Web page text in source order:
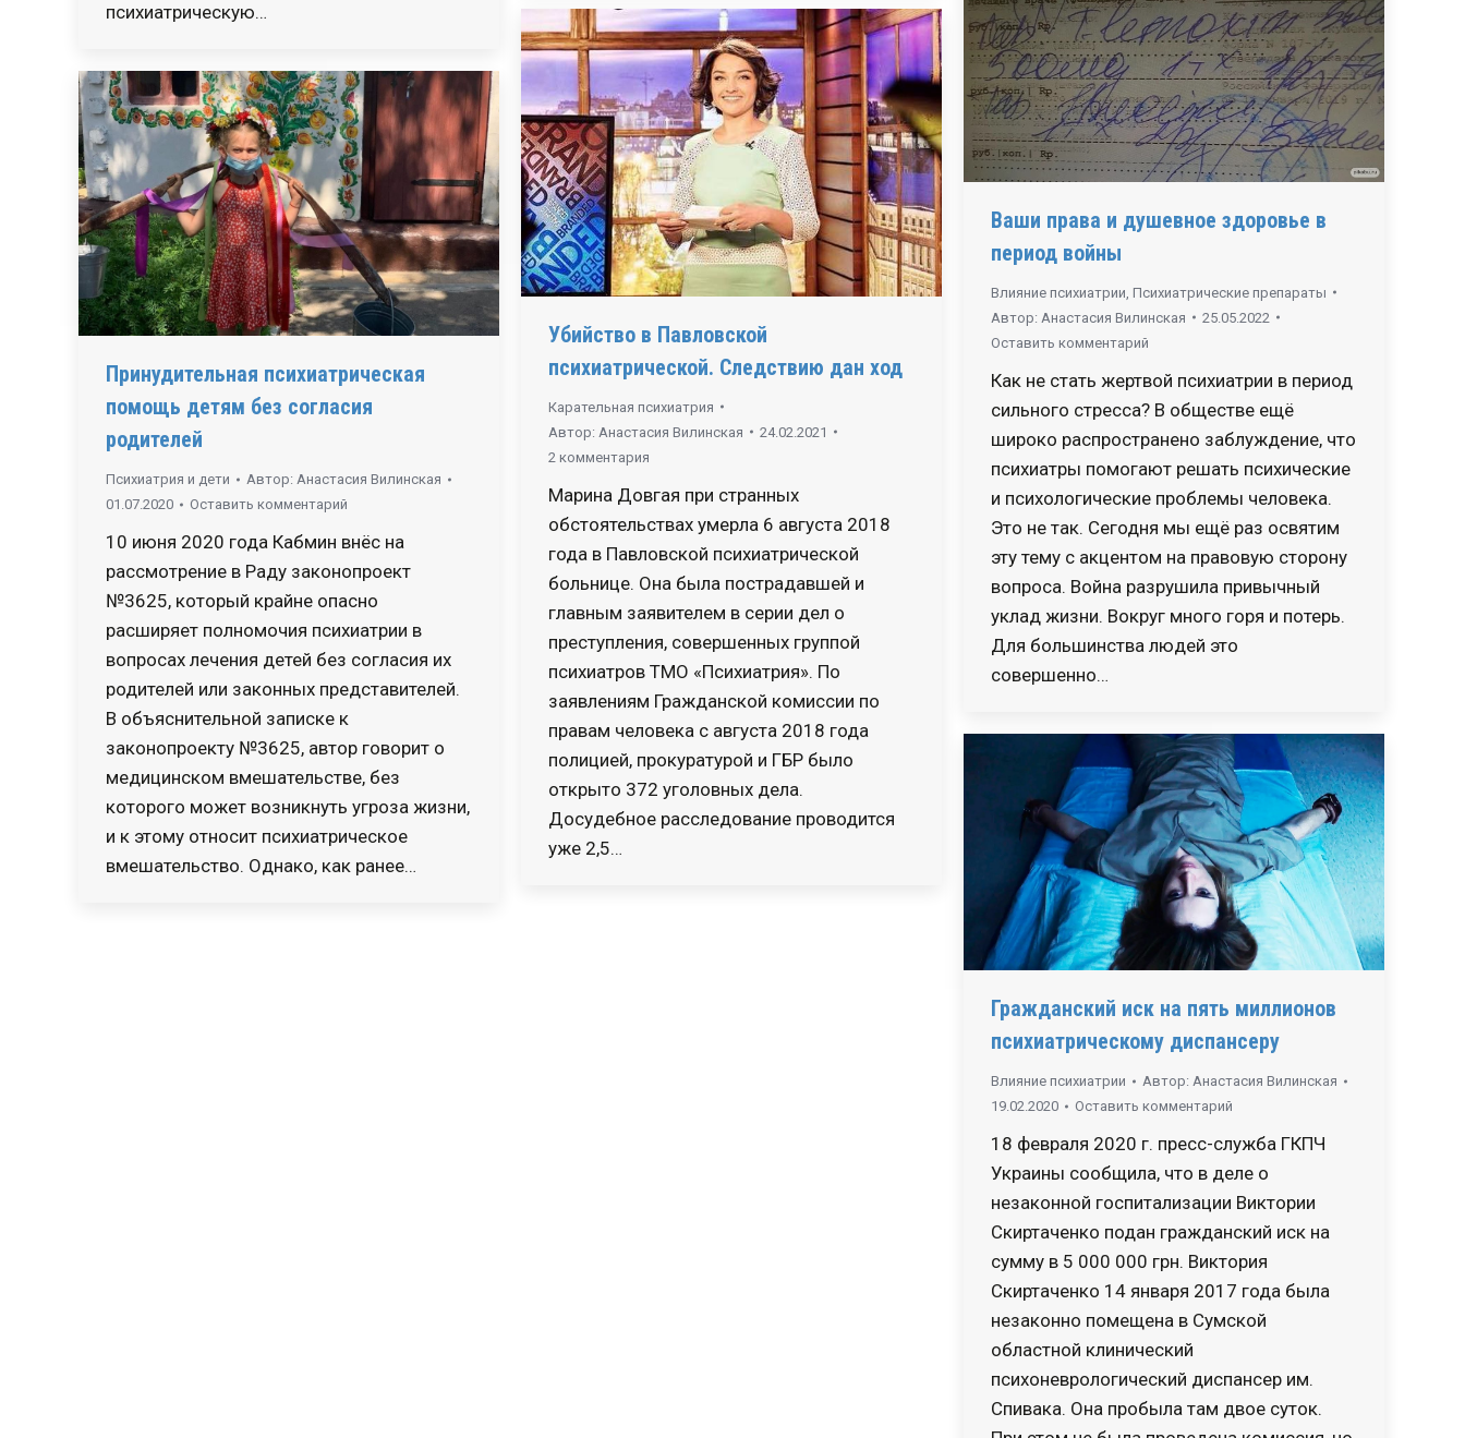
психиатрическую…
Ваши права и душевное здоровье в
период войны
Влияние психиатрии Психиатрические препараты
Автор: Анастасия Вилинская
25.05.2022
Оставить комментарий
Как не стать жертвой психиатрии в период
сильного стресса? В обществе ещё
широко распространено заблуждение, что
психиатры помогают решать психические
и психологические проблемы человека.
Это не так. Сегодня мы ещё раз освятим
эту тему с акцентом на правовую сторону
вопроса. Война разрушила привычный
уклад жизни. Вокруг много горя и потерь.
Для большинства людей это
совершенно…
Убийство в Павловской
психиатрической. Следствию дан ход
Карательная психиатрия
Автор: Анастасия Вилинская
24.02.2021
2 комментария
Марина Довгая при странных
обстоятельствах умерла 6 августа 2018
года в Павловской психиатрической
больнице. Она была пострадавшей и
главным заявителем в серии дел о
преступления, совершенных группой
психиатров ТМО «Психиатрия». По
заявлениям Гражданской комиссии по
правам человека с августа 2018 года
полицией, прокуратурой и ГБР было
открыто 372 уголовных дела.
Досудебное расследование проводится
уже 2,5…
Принудительная психиатрическая
помощь детям без согласия
родителей
Психиатрия и дети Автор: Анастасия Вилинская
01.07.2020
Оставить комментарий
10 июня 2020 года Кабмин внёс на
рассмотрение в Раду законопроект
№3625, который крайне опасно
расширяет полномочия психиатрии в
вопросах лечения детей без согласия их
родителей или законных представителей.
В объяснительной записке к
законопроекту №3625, автор говорит о
медицинском вмешательстве, без
которого может возникнуть угроза жизни,
и к этому относит психиатрическое
вмешательство. Однако, как ранее…
Гражданский иск на пять миллионов
психиатрическому диспансеру
Влияние психиатрии Автор: Анастасия Вилинская
19.02.2020
Оставить комментарий
18 февраля 2020 г. пресс-служба ГКПЧ
Украины сообщила, что в деле о
незаконной госпитализации Виктории
Скиртаченко подан гражданский иск на
сумму в 5 000 000 грн. Виктория
Скиртаченко 14 января 2017 года была
незаконно помещена в Сумской
областной клинический
психоневрологический диспансер им.
Спивака. Она пробыла там двое суток.